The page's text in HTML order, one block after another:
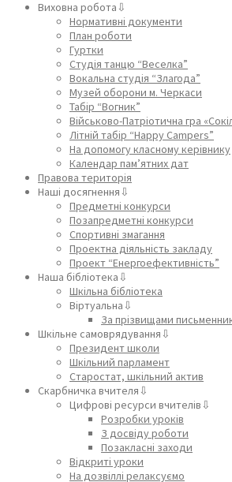
Виховна робота⇩
Нормативні документи
План роботи
Гуртки
Студія танцю “Веселка”
Вокальна студія “Злагода”
Музей оборони м. Черкаси
Табір “Вогник”
Військово-Патріотична гра
Літній табір “Happy Campers”
На допомогу класному керівнику
Календар пам’ятних дат
Правова територія
Наші досягнення⇩
Предметні конкурси
Позапредметні конкурси
Спортивні змагання
Проектна діяльність закладу
Проект “Енергоефективність”
Наша бібліотека⇩
Шкільна бібліотека
Віртуальна⇩
За прізвищами
Шкільне самоврядування⇩
Президент школи
Шкільний парламент
Старостат, шкільний актив
Скарбничка вчителя⇩
Цифрові ресурси вчителів⇩
Розробки уроків
З досвіду роботи
Позакласні заходи
Відкриті уроки
На дозвіллі релаксуємо